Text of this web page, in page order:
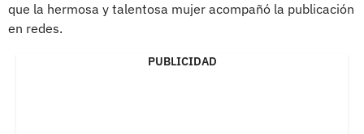
que la hermosa y talentosa mujer acompañó la publicación
en redes.
PUBLICIDAD